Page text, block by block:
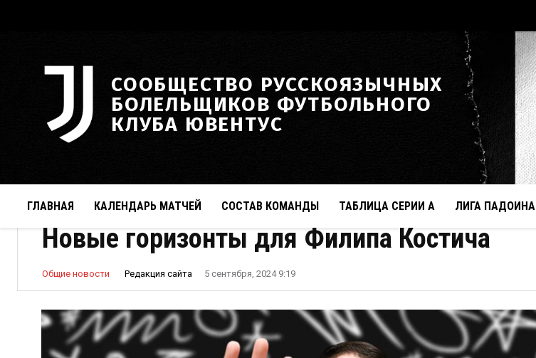
СООБЩЕСТВО РУССКОЯЗЫЧНЫХ
БОЛЕЛЬЩИКОВ ФУТБОЛЬНОГО
КЛУБА ЮВЕНТУС
ГЛАВНАЯ КАЛЕНДАРЬ МАТЧЕЙ СОСТАВ КОМАНДЫ ТАБЛИЦА СЕРИИ А ЛИГА ПАДОИНА
Новые горизонты для Филипа Костича
Общие новости Редакция сайта 5 сентября, 2024 9:19